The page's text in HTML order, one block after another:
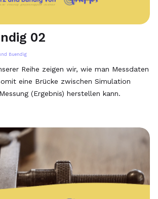
02
Buendig
Reihe zeigen wir, wie man Messdaten
eine Brücke zwischen Simulation
(Ergebnis) herstellen kann.